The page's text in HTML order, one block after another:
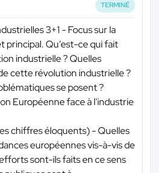
TERMINÉ
3+1 - Focus sur la
principal. Qu’est-ce qui fait
industrielle ? Quelles
cette révolution industrielle ?
se posent ?
Européenne face à l'industrie
chiffres éloquents) - Quelles
européennes vis-à-vis de
sont-ils faits en ce sens